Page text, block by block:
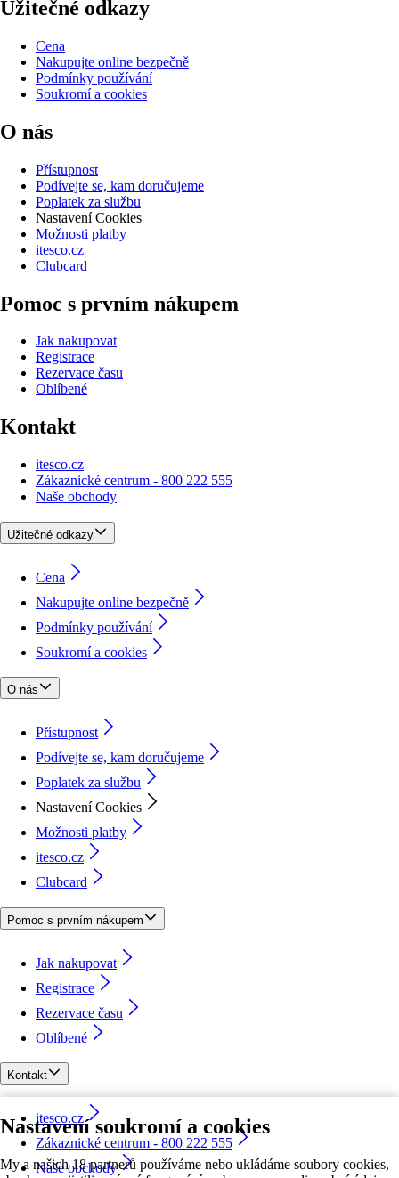
Nastavení soukromí a cookies
My a našich 18 partnerů používáme nebo ukládáme soubory cookies,
Užitečné odkazy
Cena
Nakupujte online bezpečně
Podmínky používání
Soukromí a cookies
O nás
Přístupnost
Podívejte se, kam doručujeme
Poplatek za službu
Nastavení Cookies
Možnosti platby
itesco.cz
Clubcard
Pomoc s prvním nákupem
Jak nakupovat
Registrace
Rezervace času
Oblíbené
Kontakt
itesco.cz
Zákaznické centrum - 800 222 555
Naše obchody
Užitečné odkazy
Cena
Nakupujte online bezpečně
Podmínky používání
Soukromí a cookies
O nás
Přístupnost
Podívejte se, kam doručujeme
Poplatek za službu
Nastavení Cookies
Možnosti platby
itesco.cz
Clubcard
Pomoc s prvním nákupem
Jak nakupovat
Registrace
Rezervace času
Oblíbené
Kontakt
itesco.cz
Zákaznické centrum - 800 222 555
Naše obchody